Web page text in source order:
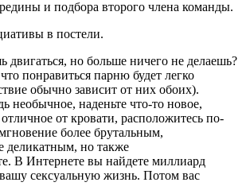
и подбора второго члена команды.
в постели.
но больше ничего не делаешь?
понравиться парню будет легко
обычно зависит от них обоих).
необычное, наденьте что-то новое,
от кровати, расположитесь по-
более брутальным,
деликатным, но также
В Интернете вы найдете миллиард
сексуальную жизнь. Потом вас